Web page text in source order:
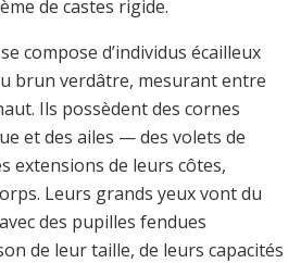
de castes rigide.
se compose d’individus écailleux
brun verdâtre, mesurant entre
Ils possèdent des cornes
et des ailes — des volets de
extensions de leurs côtes,
Leurs grands yeux vont du
des pupilles fendues
de leur taille, de leurs capacités